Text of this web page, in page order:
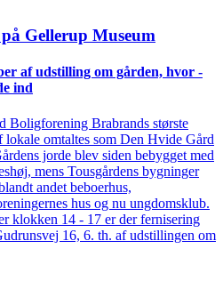
Gellerup Museum
af ­udstilling om gården, hvor
ind
Boligforening Brabrands største
lokale omtaltes som Den Hvide Gård
jorde blev siden bebygget med
mens Tousgårdens bygninger
andet beboerhus,
hus og nu ungdomsklub.
klokken 14 - 17 er der fernisering
16, 6. th. af udstillingen om